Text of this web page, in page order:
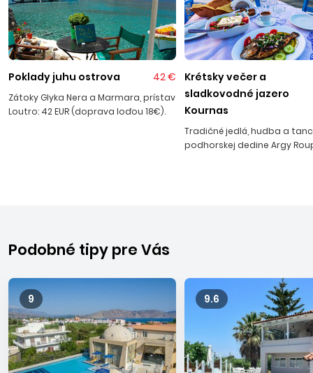
Poklady juhu ostrova 42 €
Zátoky Glyka Nera a Marmara, prístav
Loutro: 42 EUR (doprava loďou 18€).
Krétsky večer a
sladkovodné jazero
Kournas
Tradičné jedlá, hudba a
podhorskej dedine Argy
Podobné tipy pre Vás
9 9.6